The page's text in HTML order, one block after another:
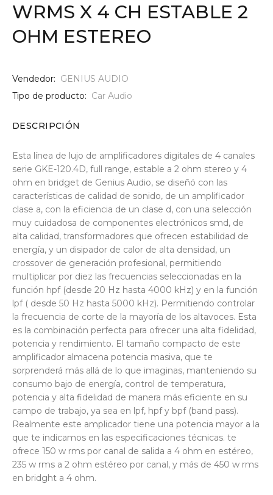
WRMS X 4 CH ESTABLE 2
OHM ESTEREO
Vendedor: GENIUS AUDIO
Tipo de producto: Car Audio
DESCRIPCIÓN
Esta línea de lujo de amplificadores digitales de 4 canales
serie GKE-120.4D, full range, estable a 2 ohm stereo y 4
ohm en bridget de Genius Audio, se diseñó con las
características de calidad de sonido, de un amplificador
clase a, con la eficiencia de un clase d, con una selección
muy cuidadosa de componentes electrónicos smd, de
alta calidad, transformadores que ofrecen estabilidad de
energía, y un disipador de calor de alta densidad, un
crossover de generación profesional, permitiendo
multiplicar por diez las frecuencias seleccionadas en la
función hpf (desde 20 Hz hasta 4000 kHz) y en la función
lpf ( desde 50 Hz hasta 5000 kHz). Permitiendo controlar
la frecuencia de corte de la mayoría de los altavoces. Esta
es la combinación perfecta para ofrecer una alta fidelidad,
potencia y rendimiento. El tamaño compacto de este
amplificador almacena potencia masiva, que te
sorprenderá más allá de lo que imaginas, manteniendo su
consumo bajo de energía, control de temperatura,
potencia y alta fidelidad de manera más eficiente en su
campo de trabajo, ya sea en lpf, hpf y bpf (band pass).
Realmente este amplicador tiene una potencia mayor a la
que te indicamos en las especificaciones técnicas. te
ofrece 150 w rms por canal de salida a 4 ohm en estéreo,
235 w rms a 2 ohm estéreo por canal, y más de 450 w rms
en bridght a 4 ohm.